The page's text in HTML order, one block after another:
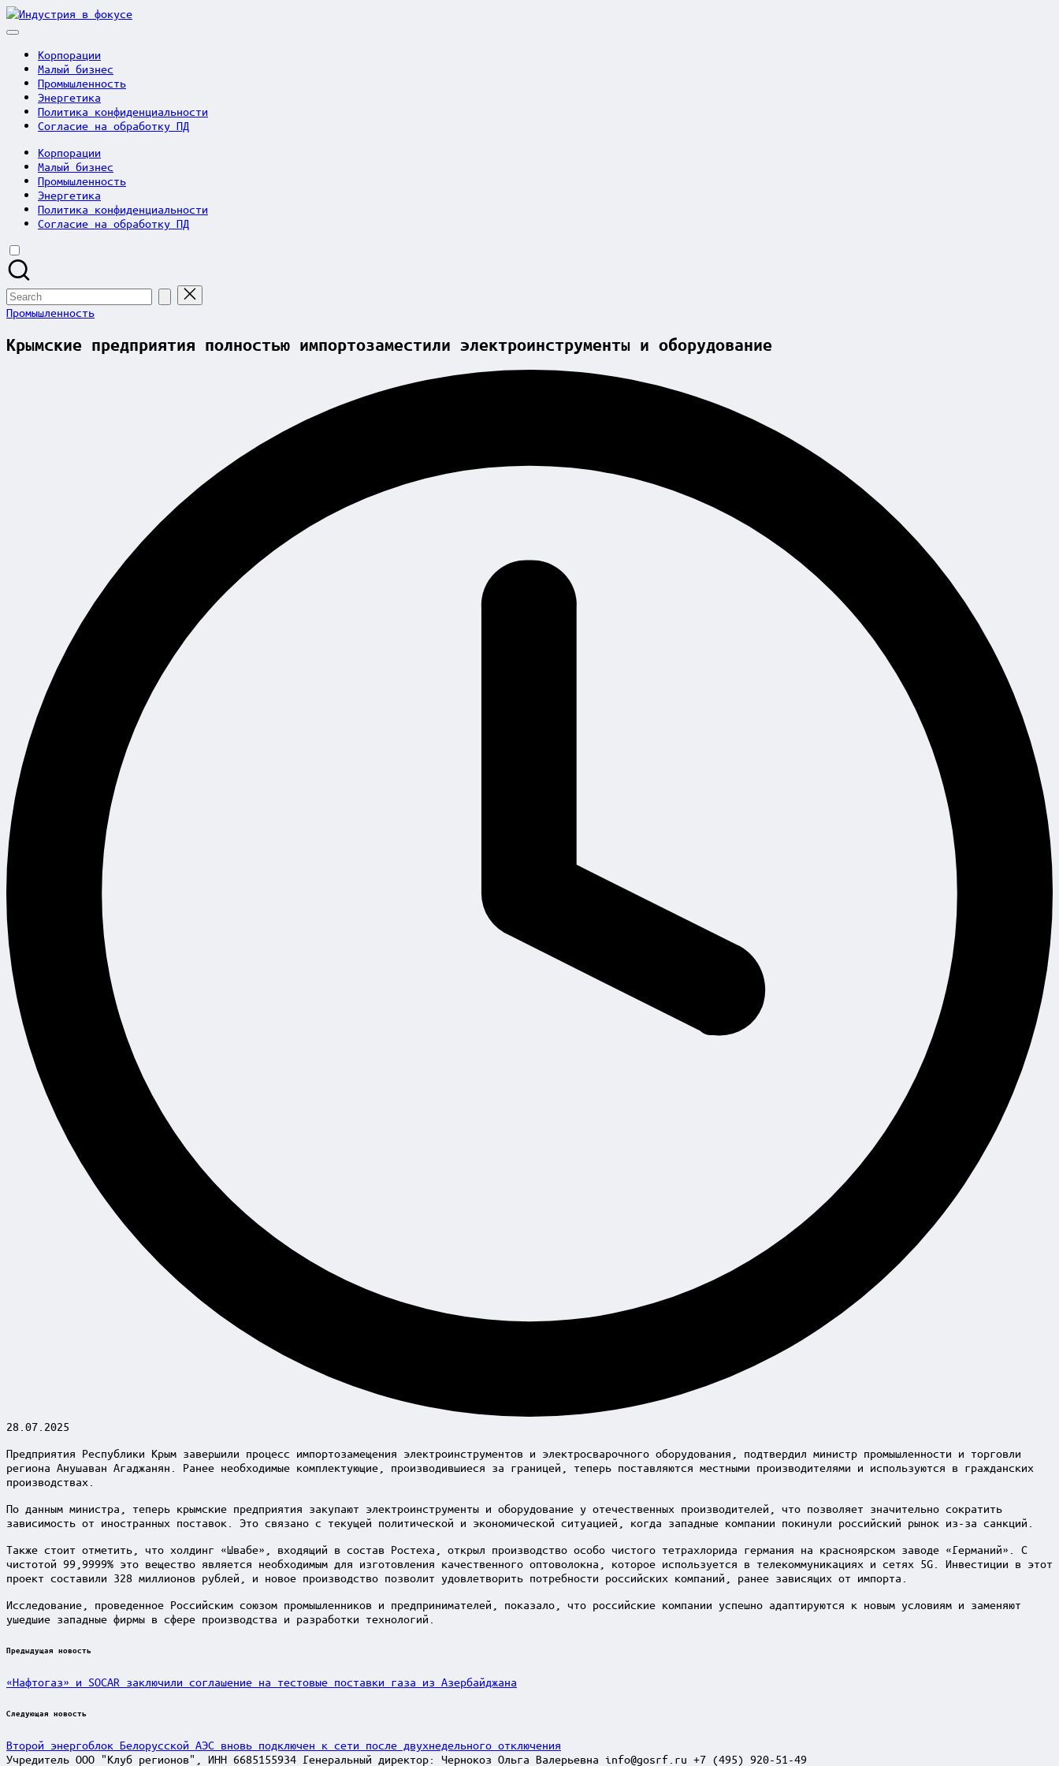
Skip
to
Индустрия
Корпорации
Малый бизнес
Промышленность
Энергетика
Политика конфиденциальности
Согласие на обработку ПД
Корпорации
Малый бизнес
Промышленность
Энергетика
Политика конфиденциальности
Согласие на обработку ПД
Search
for:
Posted
Промышленность
Крымские предприятия полностью импортозаместили электроинструменты и оборудование
28.07.2025
Предприятия Республики Крым завершили процесс импортозамещения электроинструментов и электросварочного оборудования, подтвердил министр промышленности и торговли
региона Анушаван Агаджанян. Ранее необходимые комплектующие, производившиеся за границей, теперь поставляются местными производителями и используются в гражданских
производствах.
По данным министра, теперь крымские предприятия закупают электроинструменты и оборудование у отечественных производителей, что позволяет значительно сократить
зависимость от иностранных поставок. Это связано с текущей политической и экономической ситуацией, когда западные компании покинули российский рынок из-за санкций.
Также стоит отметить, что холдинг «Швабе», входящий в состав Ростеха, открыл производство особо чистого тетрахлорида германия на красноярском заводе «Германий». С
чистотой 99,9999% это вещество является необходимым для изготовления качественного оптоволокна, которое используется в телекоммуникациях и сетях 5G. Инвестиции в этот
проект составили 328 миллионов рублей, и новое производство позволит удовлетворить потребности российских компаний, ранее зависящих от импорта.
Исследование, проведенное Российским союзом промышленников и предпринимателей, показало, что российские компании успешно адаптируются к новым условиям и заменяют
ушедшие западные фирмы в сфере производства и разработки технологий.
Post
Предыдущая новость
«Нафтогаз» и SOCAR заключили соглашение на тестовые поставки газа из Азербайджана
Следующая новость
Второй энергоблок Белорусской АЭС вновь подключен к сети после двухнедельного отключения
Учредитель ООО "Клуб регионов", ИНН 6685155934 Генеральный директор: Чернокоз Ольга Валерьевна info@gosrf.ru +7 (495) 920-51-49